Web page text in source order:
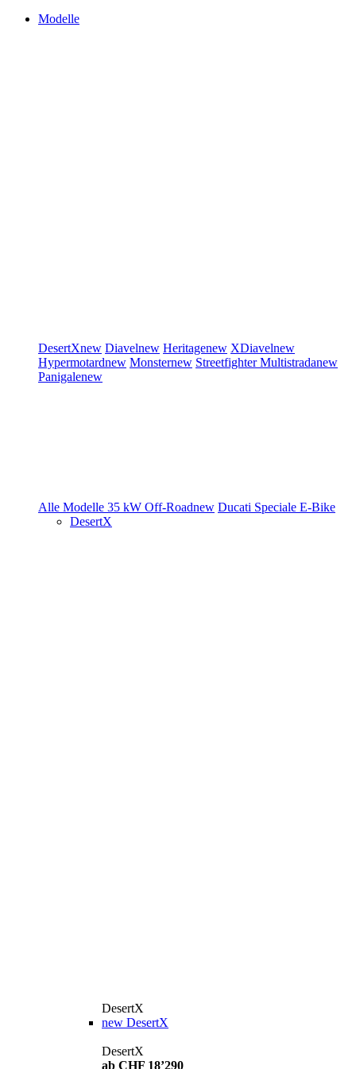
Modelle
DesertXnew Diavelnew Heritagenew XDiavelnew
Hypermotardnew Monsternew StreetfighterMultistradanew
Panigalenew
Alle Modelle 35 kW Off-Roadnew Ducati Speciale E-Bike
DesertX
DesertX
new DesertX
DesertX
ab CHF 18’290